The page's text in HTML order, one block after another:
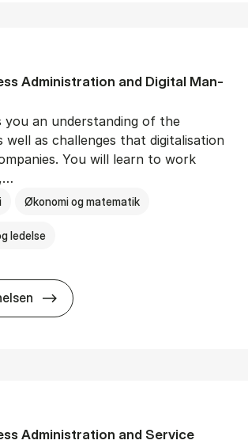
Ad­min­is­tra­tion and Di­git­al Man­
you an understanding of the
well as challenges that digitalisation
You will learn to work
Økonomi og matematik
ledelse
BSc in Busi­ness Ad­min­is­tra­tion
Ad­min­is­tra­tion and Ser­vice